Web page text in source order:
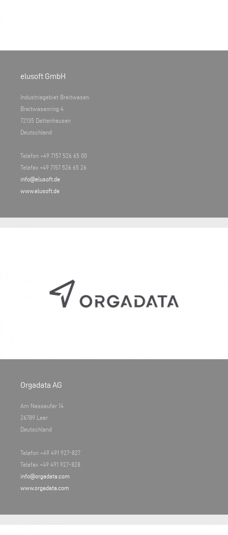
elusoft GmbH
Industriegebiet Breitwasen
Breitwasenring 4
72135 Dettenhausen
Deutschland
Telefon +49 7157 526 65 00
Telefax +49 7157 526 65 26
info@elusoft.de
www.elusoft.de
Orgadata AG
Am Nesseufer 14
26789 Leer
Deutschland
Telefon +49 491 927-827
Telefax +49 491 927-828
info@orgadata.com
www.orgadata.com